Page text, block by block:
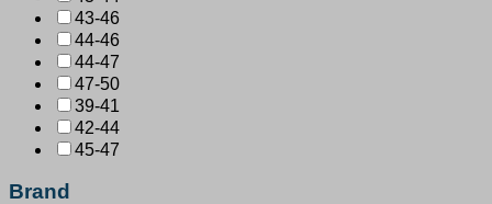
43-46
44-46
44-47
47-50
39-41
42-44
45-47
Brand